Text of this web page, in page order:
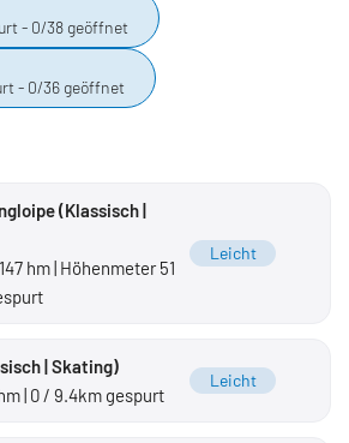
- 0/38 geöffnet
- 0/36 geöffnet
(Klassisch |
hm | Höhenmeter 51
Leicht
| Skating)
| 0 / 9.4km gespurt
Leicht